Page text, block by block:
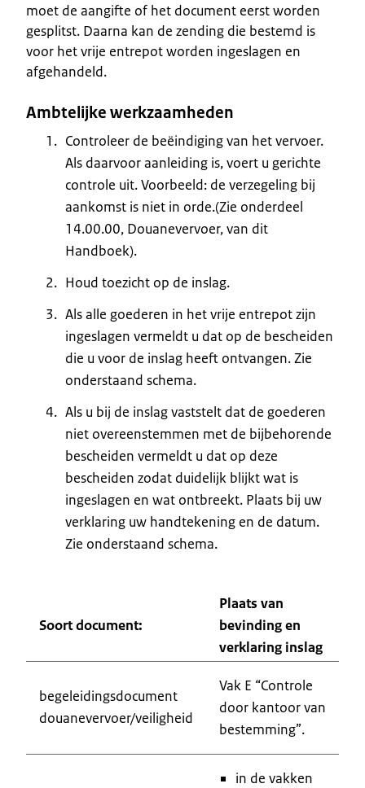
moet de aangifte of het document eerst worden
gesplitst. Daarna kan de zending die bestemd is
voor het vrije entrepot worden ingeslagen en
afgehandeld.
Ambtelijke werkzaamheden
Controleer de beëindiging van het vervoer.
Als daarvoor aanleiding is, voert u gerichte
controle uit. Voorbeeld: de verzegeling bij
aankomst is niet in orde.(Zie onderdeel
14.00.00, Douanevervoer, van dit
Handboek).
Houd toezicht op de inslag.
Als alle goederen in het vrije entrepot zijn
ingeslagen vermeldt u dat op de bescheiden
die u voor de inslag heeft ontvangen. Zie
onderstaand schema.
Als u bij de inslag vaststelt dat de goederen
niet overeenstemmen met de bijbehorende
bescheiden vermeldt u dat op deze
bescheiden zodat duidelijk blijkt wat is
ingeslagen en wat ontbreekt. Plaats bij uw
verklaring uw handtekening en de datum.
Zie onderstaand schema.
Soort document:
Plaats van
bevinding en
verklaring inslag
begeleidingsdocument
douanevervoer/veiligheid
Vak E “Controle
door kantoor van
bestemming”.
in de vakken